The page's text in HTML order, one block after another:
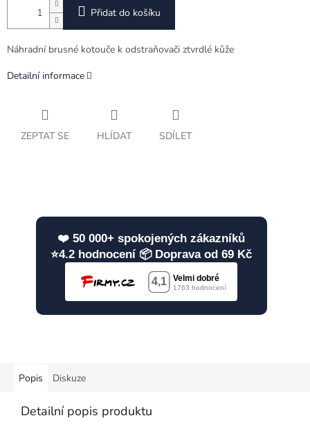
Přidat do košíku
Náhradní brusné kotouče k odstraňovači ztvrdlé kůže
Detailní informace
ZEPTAT SE HLÍDAT SDÍLET
❤️ 50 000+ spokojených zákazníků
⭐4.2 hodnocení 📦 Doprava od 69 Kč
Popis Diskuze
Detailní popis produktu